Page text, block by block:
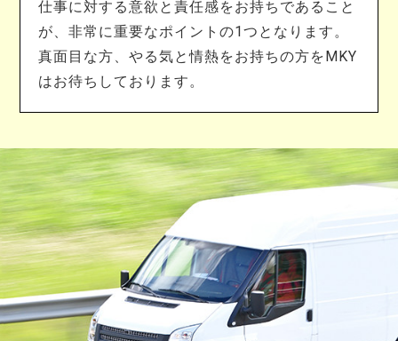
仕事に対する意欲と責任感をお持ちであること
が、非常に重要なポイントの1つとなります。
真面目な方、やる気と情熱をお持ちの方をMKY
はお待ちしております。